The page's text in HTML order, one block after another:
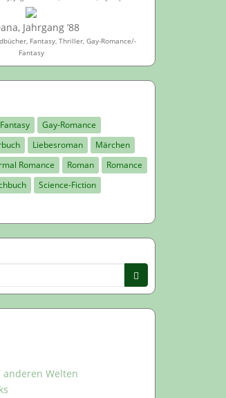
Jahrgang ’88
Fantasy, Thriller, Gay-Romance/-
Fantasy
Fantasy
Gay-Romance
Liebesroman
Märchen
Romance Roman
Romance
Science-Fiction
anderen Welten